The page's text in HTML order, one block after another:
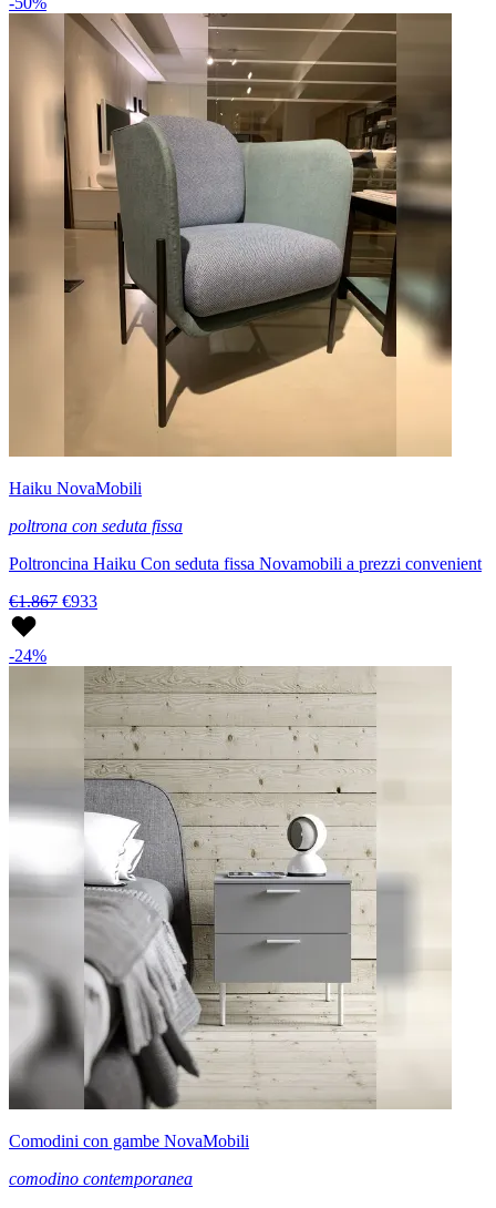
Haiku NovaMobili
poltrona con seduta fissa
Poltroncina Haiku Con seduta fissa Novamobili a prezzi convenient
€1.867 €933
-24%
Comodini con gambe NovaMobili
comodino contemporanea